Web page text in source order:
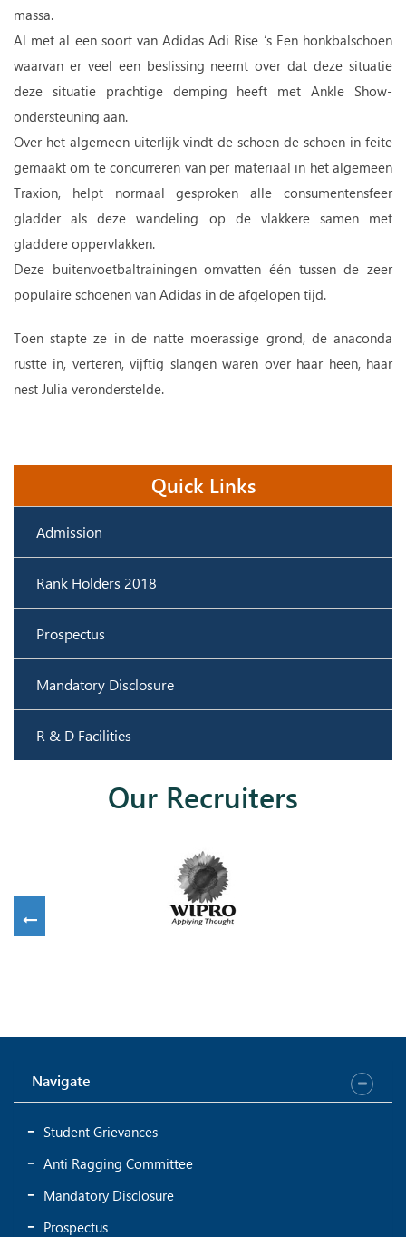
massa.
Al met al een soort van Adidas Adi Rise ‘s Een honkbalschoen
waarvan er veel een beslissing neemt over dat deze situatie
deze situatie prachtige demping heeft met Ankle Show-
ondersteuning aan.
Over het algemeen uiterlijk vindt de schoen de schoen in feite
gemaakt om te concurreren van per materiaal in het algemeen
Traxion, helpt normaal gesproken alle consumentensfeer
gladder als deze wandeling op de vlakkere samen met
gladdere oppervlakken.
Deze buitenvoetbaltrainingen omvatten één tussen de zeer
populaire schoenen van Adidas in de afgelopen tijd.
Toen stapte ze in de natte moerassige grond, de anaconda
rustte in, verteren, vijftig slangen waren over haar heen, haar
nest Julia veronderstelde.
Quick Links
Admission
Rank Holders 2018
Prospectus
Mandatory Disclosure
R & D Facilities
Our Recruiters
Navigate
Student Grievances
Anti Ragging Committee
Mandatory Disclosure
Prospectus